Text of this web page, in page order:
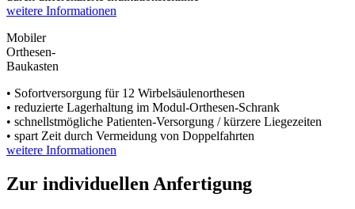
weitere Informationen
Mobiler
Orthesen-
Baukasten
• Sofortversorgung für 12 Wirbelsäulenorthesen
• reduzierte Lagerhaltung im Modul-Orthesen-Schrank
• schnellstmögliche Patienten-Versorgung / kürzere Liegezeiten
• spart Zeit durch Vermeidung von Doppelfahrten
weitere Informationen
Zur individuellen Anfertigung